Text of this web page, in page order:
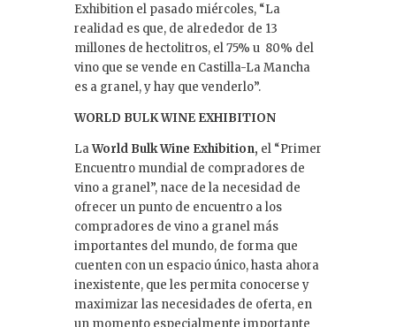
Exhibition el pasado miércoles, “La
realidad es que, de alrededor de 13
millones de hectolitros, el 75% u 80% del
vino que se vende en Castilla-La Mancha
es a granel, y hay que venderlo”.
WORLD BULK WINE EXHIBITION
LaWorld Bulk Wine Exhibition, el “Primer
Encuentro mundial de compradores de
vino a granel”, nace de la necesidad de
ofrecer un punto de encuentro a los
compradores de vino a granel más
importantes del mundo, de forma que
cuenten con un espacio único, hasta ahora
inexistente, que les permita conocerse y
maximizar las necesidades de oferta, en
un momento especialmente importante